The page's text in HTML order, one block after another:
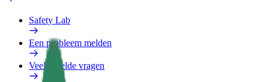
Safety Lab
Een probleem melden
Veelgestelde vragen